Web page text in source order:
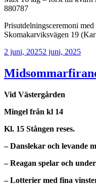
880787
Prisutdelningsceremoni
Skomakarviksvägen 19
Publicerat
2 juni, 20252 juni, 2025
Vid Västergården
Mingel från kl 14
Kl. 15 Stången reses.
– Danslekar och levande
– Reagan spelar och
– Lotterier med fina